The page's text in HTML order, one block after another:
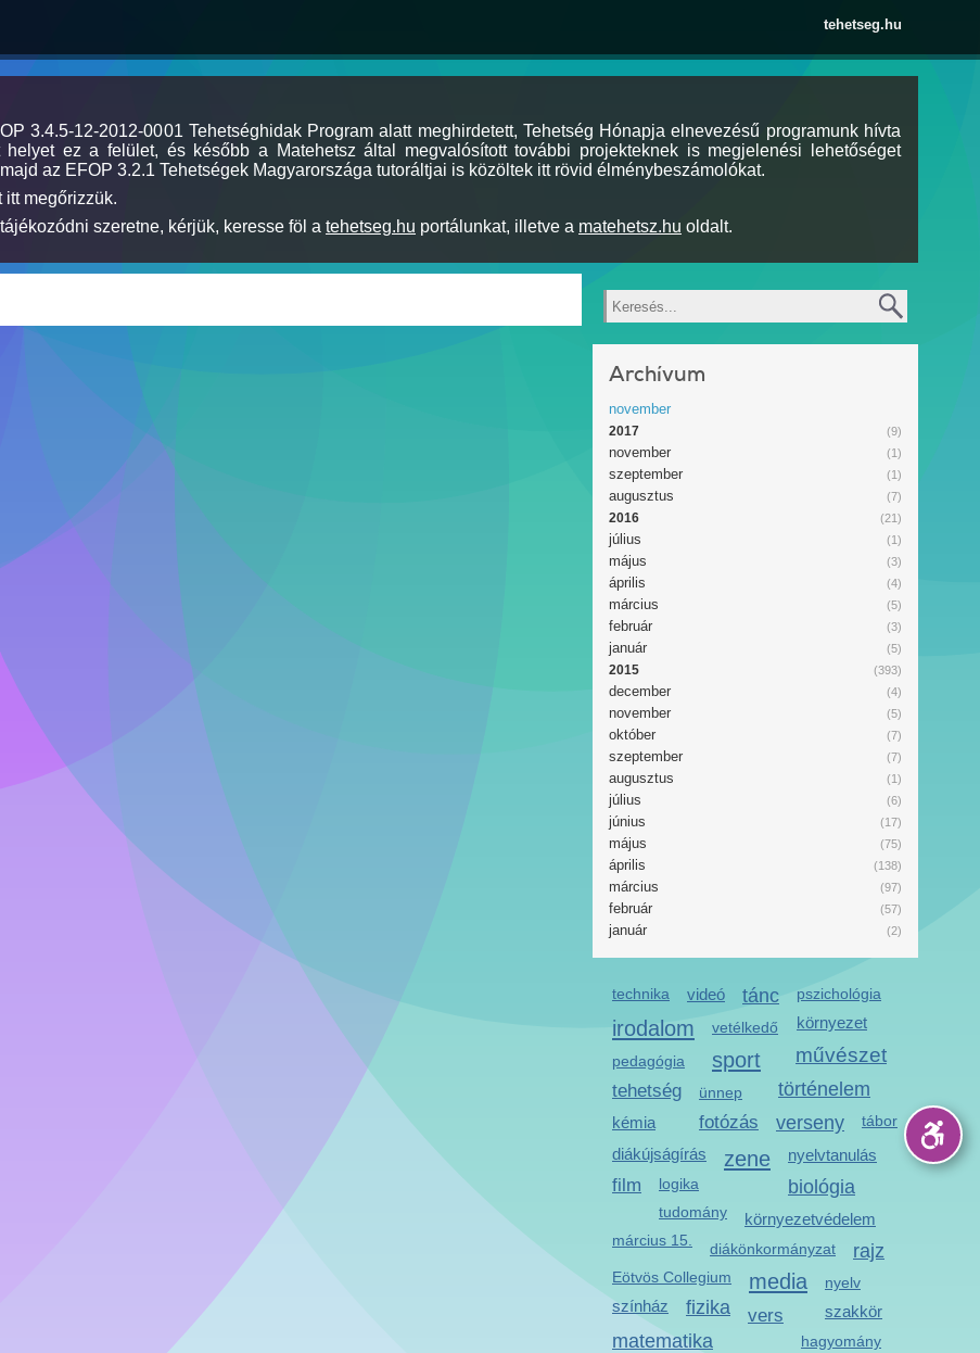
tehetseg.hu
3.4.5-12-2012-0001 Tehetséghidak Program alatt meghirdetett, Tehetség Hónapja elnevezésű programunk hívta
ez a felület, és később a Matehetsz által megvalósított további projekteknek is megjelenési lehetőséget
az EFOP 3.2.1 Tehetségek Magyarországa tutoráltjai is közöltek itt rövid élménybeszámolókat.
itt megőrizzük.
szeretne, kérjük, keresse föl a tehetseg.hu portálunkat, illetve a matehetsz.hu oldalt.
Keresés
Archívum
november
(9)
2017
(1)
november
(1)
szeptember
(7)
augusztus
(21)
2016
(1)
július
(3)
május
(4)
április
(5)
március
(3)
február
(5)
január
(393)
2015
(4)
december
(5)
november
(7)
október
(7)
szeptember
(1)
augusztus
(6)
július
(17)
június
(75)
május
(138)
április
(97)
március
(57)
február
(2)
január
technika videó tánc pszichológia
környezet
irodalom vetélkedő
művészet
sport
pedagógia
történelem
tehetség ünnep
fotózás verseny
diákújságírás zene
kémia tábor
nyelvtanulás
film biológia
logika
tudomány
környezetvédelem
március 15.
diákönkormányzat
Eötvös Collegium
media
rajz
nyelv
színház szakkör
fizika
matematika
vers
hagyomány